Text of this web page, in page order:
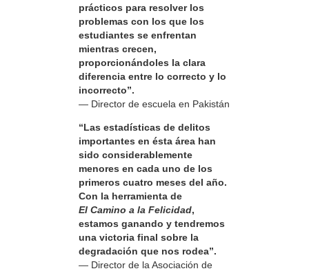
prácticos para resolver los
problemas con los que los
estudiantes se enfrentan
mientras crecen,
proporcionándoles la clara
diferencia entre lo correcto y lo
incorrecto”.
— Director de escuela en Pakistán
“Las estadísticas de delitos
importantes en ésta área han
sido considerablemente
menores en cada uno de los
primeros cuatro meses del año.
Con la herramienta de
El Camino a la Felicidad,
estamos ganando y tendremos
una victoria final sobre la
degradación que nos rodea”.
— Director de la Asociación de